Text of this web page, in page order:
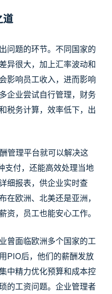
道
问题的环节。不同国家的
异很大，加上汇率波动和
影响员工收入，进而影响
企业尝试自行管理，财务
税务计算，效率低下，出
管理平台就可以解决这
支付，还能高效处理当地
细报表，供企业实时查
在欧洲、北美还是亚洲，
资，员工也能安心工作。
曾面临欧洲多个国家的工
PIO后，他们的薪酬发放
中精力优化预算和成本控
的工资问题。企业管理者